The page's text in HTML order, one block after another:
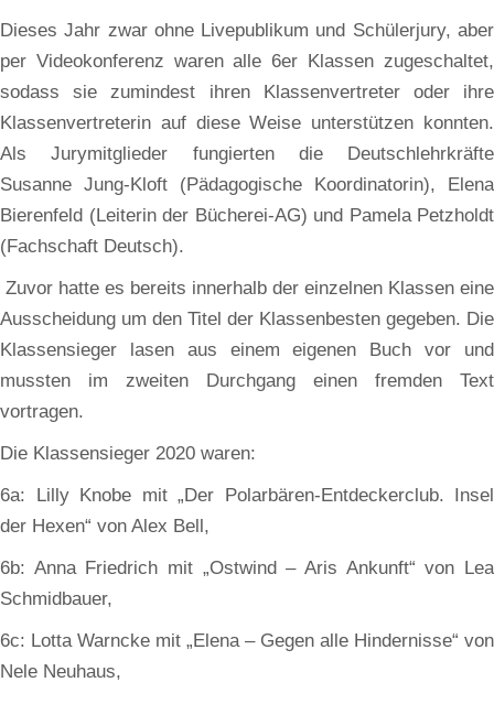
Dieses Jahr zwar ohne Livepublikum und Schülerjury, aber
per Videokonferenz waren alle 6er Klassen zugeschaltet,
sodass sie zumindest ihren Klassenvertreter oder ihre
Klassenvertreterin auf diese Weise unterstützen konnten.
Als Jurymitglieder fungierten die Deutschlehrkräfte
Susanne Jung-Kloft (Pädagogische Koordinatorin), Elena
Bierenfeld (Leiterin der Bücherei-AG) und Pamela Petzholdt
(Fachschaft Deutsch).
Zuvor hatte es bereits innerhalb der einzelnen Klassen eine
Ausscheidung um den Titel der Klassenbesten gegeben. Die
Klassensieger lasen aus einem eigenen Buch vor und
mussten im zweiten Durchgang einen fremden Text
vortragen.
Die Klassensieger 2020 waren:
6a: Lilly Knobe mit „Der Polarbären-Entdeckerclub. Insel
der Hexen“ von Alex Bell,
6b: Anna Friedrich mit „Ostwind – Aris Ankunft“ von Lea
Schmidbauer,
6c: Lotta Warncke mit „Elena – Gegen alle Hindernisse“ von
Nele Neuhaus,